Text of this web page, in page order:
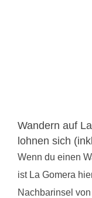
Wandern auf
lohnen sich
Wenn du einen
ist La Gomera
Nachbarinsel